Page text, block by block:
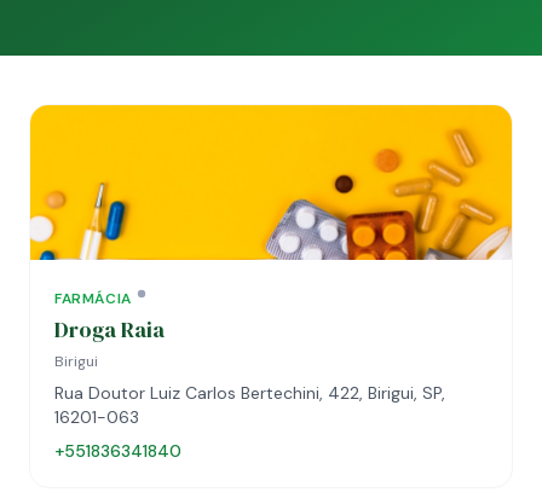
FARMÁCIA
Droga Raia
Birigui
Rua Doutor Luiz Carlos Bertechini, 422, Birigui, SP,
16201-063
+551836341840